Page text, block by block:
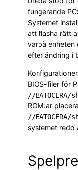
fungerande
Systemet
att flasha rätt
varpå enheten
efter ändring i
BIOS-filer för
//
ROM:ar
//BATOCERA/
systemet redo